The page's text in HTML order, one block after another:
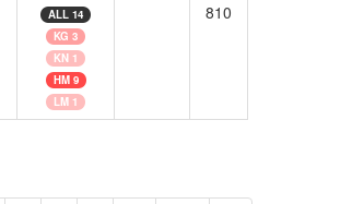
ALL 14
KG 3
KN 1
HM 9
LM 1
810